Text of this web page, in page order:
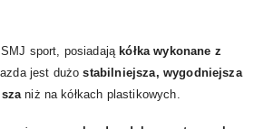
sport, posiadają kółka wykonane z
jest dużo stabilniejsza, wygodniejsza
niż na kółkach plastikowych.